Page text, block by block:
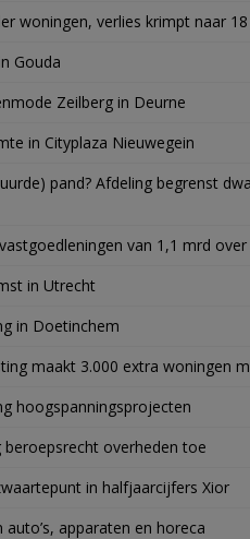
woningen, verlies krimpt naar
Gouda
Zeilberg in Deurne
in Cityplaza Nieuwegein
pand? Afdeling begrenst
van 1,1 mrd over
in Utrecht
in Doetinchem
maakt 3.000 extra woningen
hoogspanningsprojecten
beroepsrecht overheden toe
in halfjaarcijfers Xior
apparaten en horeca